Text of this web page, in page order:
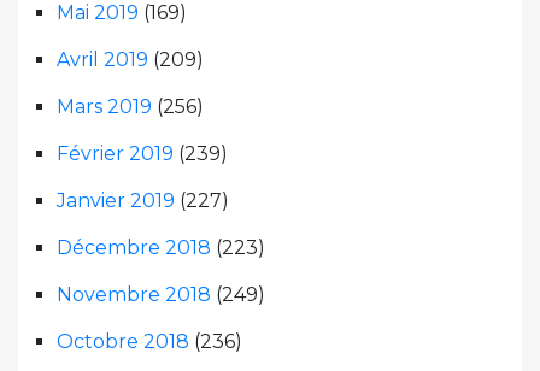
Mai 2019 (169)
Avril 2019 (209)
Mars 2019 (256)
Février 2019 (239)
Janvier 2019 (227)
Décembre 2018 (223)
Novembre 2018 (249)
Octobre 2018 (236)